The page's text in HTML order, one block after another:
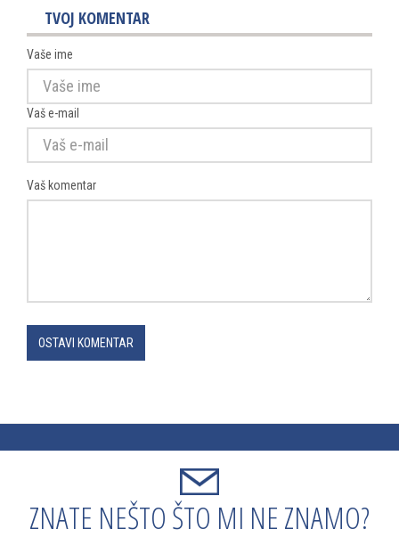
TVOJ KOMENTAR
Vaše ime
Vaš e-mail
Vaš komentar
OSTAVI KOMENTAR
ZNATE NEŠTO ŠTO MI NE ZNAMO?